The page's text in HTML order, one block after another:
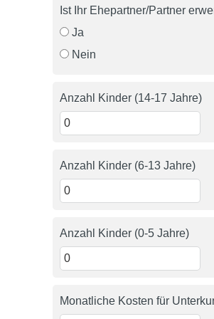
Ist Ihr Ehepartner/Partner
Ja
Nein
Anzahl Kinder (14-17 Jahre)
Anzahl Kinder (6-13 Jahre)
Anzahl Kinder (0-5 Jahre)
Monatliche Kosten für